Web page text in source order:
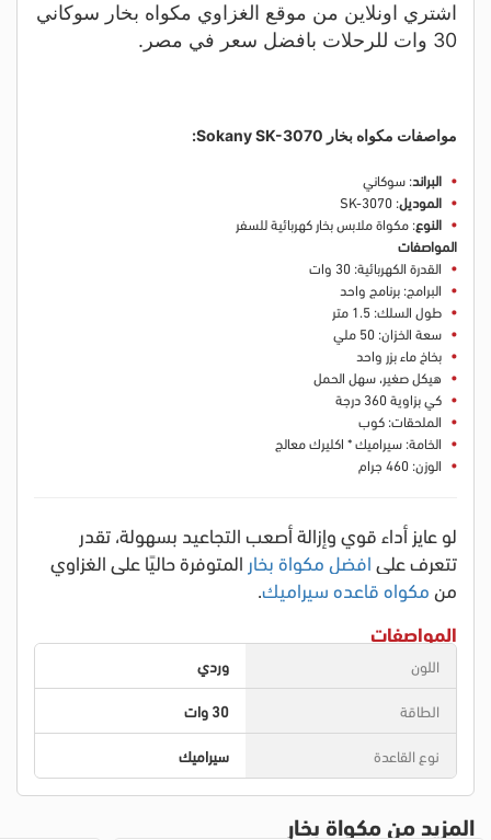
اشتري اونلاين من موقع الغزاوي مكواه بخار سوكاني
30 وات للرحلات بافضل سعر في مصر.
مواصفات مكواه بخار Sokany SK-3070
:
البراند: سوكاني
الموديل: SK-3070
النوع: مكواة ملابس بخار كهربائية للسفر
المواصفات
القدرة الكهربائية: 30 وات
البرامج: برنامج واحد
طول السلك: 1.5 متر
سعة الخزان: 50 ملي
بخاخ ماء بزر واحد
هيكل صغير، سهل الحمل
كي بزاوية 360 درجة
الملحقات: كوب
الخامة: سيراميك * اكليرك معالج
الوزن: 460 جرام
لو عايز أداء قوي وإزالة أصعب التجاعيد بسهولة، تقدر
تتعرف علىافضل مكواة بخار المتوفرة حاليًا على الغزاوي
من مكواه قاعده سيراميك.
المواصفات
اللون
وردي
الطاقة
30 وات
نوع القاعدة
سيراميك
المزيد من مكواة بخار